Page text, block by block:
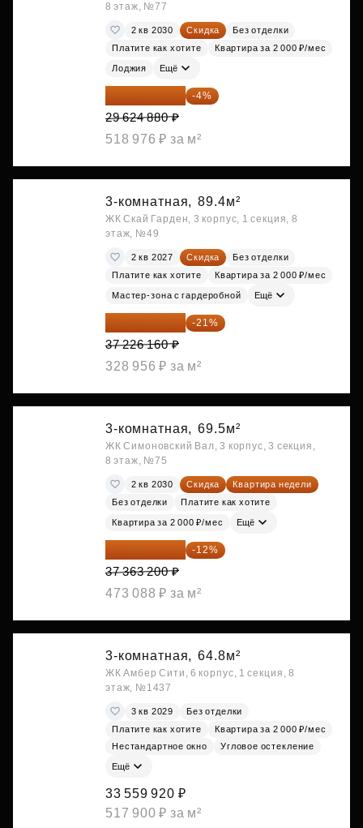
8 этаж, №77
2 кв 2030 Скидка
Без отделки
Платите как хотите
Квартира за 2 000 ₽/мес
Лоджия Ещё
28 439 885 ₽ -4%
29 624 880 ₽
518 976 ₽ за м²
3-комнатная, 89.4м²
ЖК Скай Гарден, 3 корпус, 1 секция, 8
этаж, №49
2 кв 2027 Скидка
Без отделки
Платите как хотите
Квартира за 2 000 ₽/мес
Мастер-зона с гардеробной Ещё
29 408 666 ₽ -21%
37 226 160 ₽
328 956 ₽ за м²
3-комнатная, 69.5м²
ЖК Симоновский Вал, 3 корпус, 3 секция,
8 этаж, №75
2 кв 2030 Скидка
Квартира недели
Без отделки
Платите как хотите
Квартира за 2 000 ₽/мес Ещё
32 879 616 ₽ -12%
37 363 200 ₽
473 088 ₽ за м²
3-комнатная, 64.8м²
ЖК Амбер Сити, 6 корпус, 1 секция, 8
этаж, №1437
3 кв 2029
Без отделки
Платите как хотите
Квартира за 2 000 ₽/мес
Нестандартное окно
Угловое остекление
Ещё
33 559 920 ₽
517 900 ₽ за м²